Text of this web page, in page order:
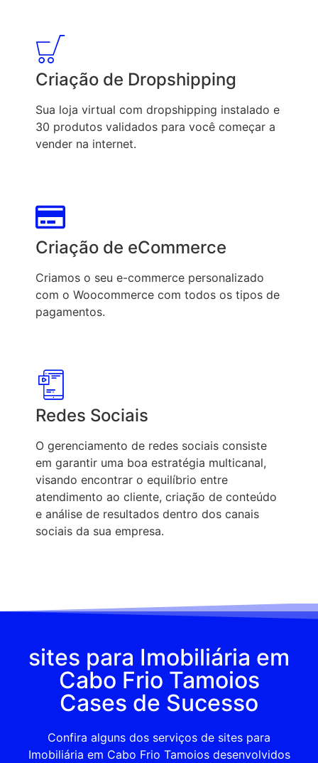
Criação de Dropshipping
Sua loja virtual com dropshipping instalado e
30 produtos validados para você começar a
vender na internet.
Criação de eCommerce
Criamos o seu e-commerce personalizado
com o Woocommerce com todos os tipos de
pagamentos.
Redes Sociais
O gerenciamento de redes sociais consiste
em garantir uma boa estratégia multicanal,
visando encontrar o equilíbrio entre
atendimento ao cliente, criação de conteúdo
e análise de resultados dentro dos canais
sociais da sua empresa.
sites para Imobiliária em
Cabo Frio Tamoios
Cases de Sucesso
Confira alguns dos serviços de sites para
Imobiliária em Cabo Frio Tamoios desenvolvidos